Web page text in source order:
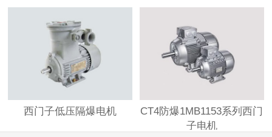
西门子低压隔爆电机
CT4防爆1MB1153系列西门
子电机